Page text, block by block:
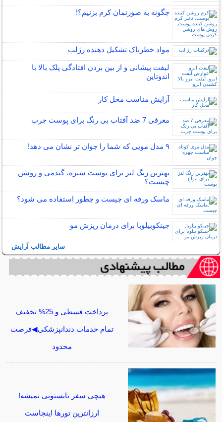
چگونه به صورتمان کرم بزنیم؟!
مواد خطرناک تشکیل دهنده رژلب
لیفت پیشانی و از بین بردن افتادگی پلک بالا با
اندوتاین
آرایش مناسب محل کار
معرفی 7 ضد آفتاب بی رنگ برای پوست چرب
۹ مدل مویی که شما را جوان تر نشان می دهد!
بهترین رنگ لنز برای پوست سبزه، گندمی و روشن
چیست؟
ماسک ورقه ای چیست و چطور استفاده می شود؟
جینکوبیلوبا برای درمان ریزش مو
سایر مطالب آرایش
پرداخت قسطی و 25% تخفیف
تمام خدمات دندانپزشکی◀فرصت
محدود
هیچی سفر تابستونی نمیشه!
ارزانترین تورها اینجاست